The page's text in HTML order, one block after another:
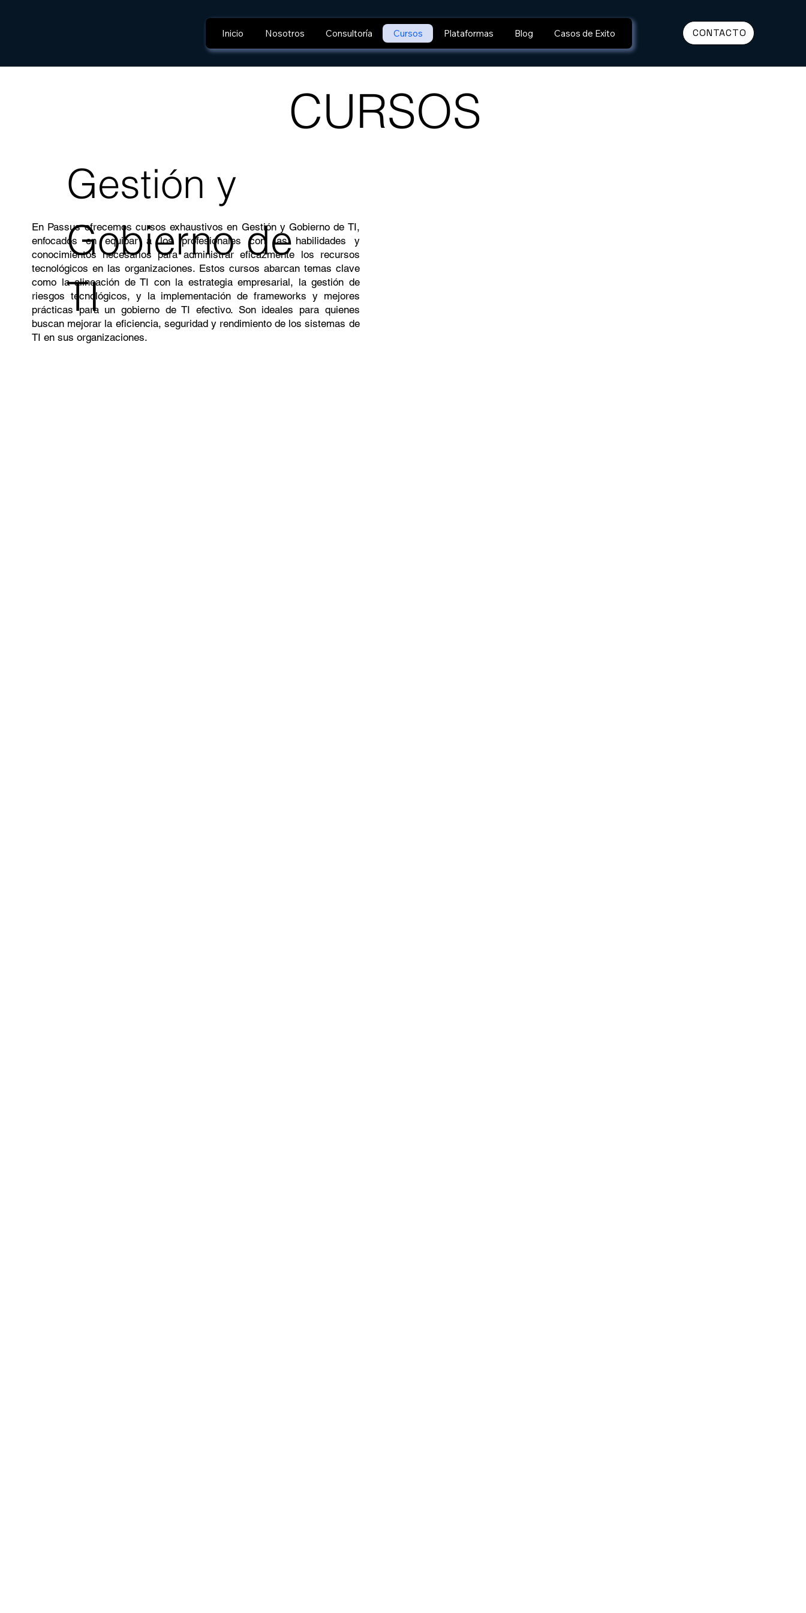
Inicio Nosotros Consultoría Cursos Plataformas Blog Casos de Exito CONTACTO
CURSOS
Gestión y
Gobierno de
TI
En Passus ofrecemos cursos exhaustivos en Gestión y Gobierno de TI,
enfocados en equipar a los profesionales con las habilidades y
conocimientos necesarios para administrar eficazmente los recursos
tecnológicos en las organizaciones. Estos cursos abarcan temas clave
como la alineación de TI con la estrategia empresarial, la gestión de
riesgos tecnológicos, y la implementación de frameworks y mejores
prácticas para un gobierno de TI efectivo. Son ideales para quienes
buscan mejorar la eficiencia, seguridad y rendimiento de los sistemas de
TI en sus organizaciones.